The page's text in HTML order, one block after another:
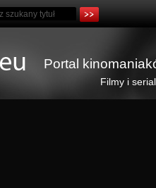
Portal
Filmy i